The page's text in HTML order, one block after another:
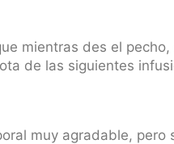
mientras des el pecho,
de las siguientes
muy agradable, pero